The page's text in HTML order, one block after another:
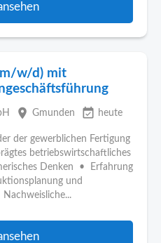
w/d) mit
place Gmunden event_available heute
der gewerblichen Fertigung
betriebswirtschaftliches
Denken • Erfahrung
und